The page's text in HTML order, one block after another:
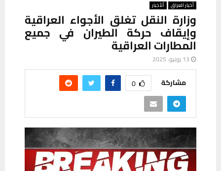
أخبار العراق ألأخبار
وزارة النقل تغلق الأجواء العراقية
وإيقاف حركة الطيران في جميع
المطارات العراقية
13 يونيو، 2025
مشاركة 0